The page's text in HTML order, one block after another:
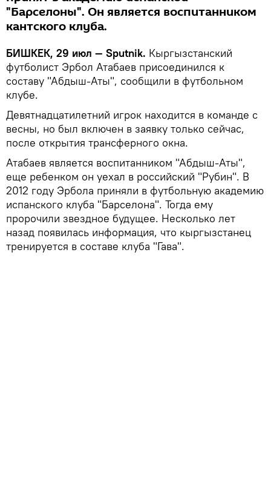
"Барселоны". Он является воспитанником
кантского клуба.
БИШКЕК, 29 июл — Sputnik. Кыргызстанский
футболист Эрбол Атабаев присоединился к
составу "Абдыш-Аты", сообщили в футбольном
клубе.
Девятнадцатилетний игрок находится в команде с
весны, но был включен в заявку только сейчас,
после открытия трансферного окна.
Атабаев является воспитанником "Абдыш-Аты",
еще ребенком он уехал в российский "Рубин". В
2012 году Эрбола приняли в футбольную академию
испанского клуба "Барселона". Тогда ему
пророчили звездное будущее. Несколько лет
назад появилась информация, что кыргызстанец
тренируется в составе клуба "Гава".